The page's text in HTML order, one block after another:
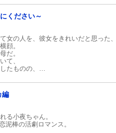
の子を前に「うちのベルが似合いそ
の自宅へ。
ないKOMAを見かねてRくんは残り物
という何気ない言葉から同棲開始の
あったばかりなのにエッチに突入!?
に始まった生活はハラハラドキドキ!
エッチだけ!?
ください～
女の人を、彼女をきれいだと思った
顔。
だ。
て、
たものの、
い女と再婚するという、
の結婚式に参列している。
女を攫った。
でもわからない。
。
編
る小夜ちゃん。
棒の活劇ロマンス。